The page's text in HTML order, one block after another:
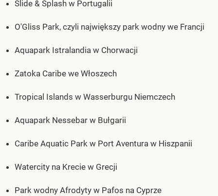
Slide & Splash w Portugalii
O'Gliss Park, czyli największy park wodny we Francji
Aquapark Istralandia w Chorwacji
Zatoka Caribe we Włoszech
Tropical Islands w Wasserburgu Niemczech
Aquapark Nessebar w Bułgarii
Caribe Aquatic Park w Port Aventura w Hiszpanii
Watercity na Krecie w Grecji
Park wodny Afrodyty w Pafos na Cyprze